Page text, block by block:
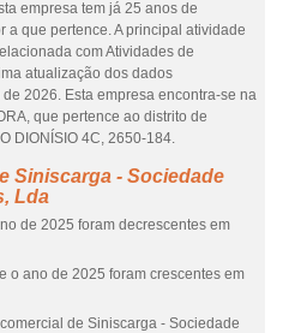
empresa tem já 25 anos de
a que pertence. A principal atividade
com Atividades de
atualização dos dados
2026. Esta empresa encontra-se na
que pertence ao distrito de
DIONÍSIO 4C, 2650-184.
Siniscarga - Sociedade
Lda
de 2025 foram decrescentes em
o ano de 2025 foram crescentes em
de Siniscarga - Sociedade